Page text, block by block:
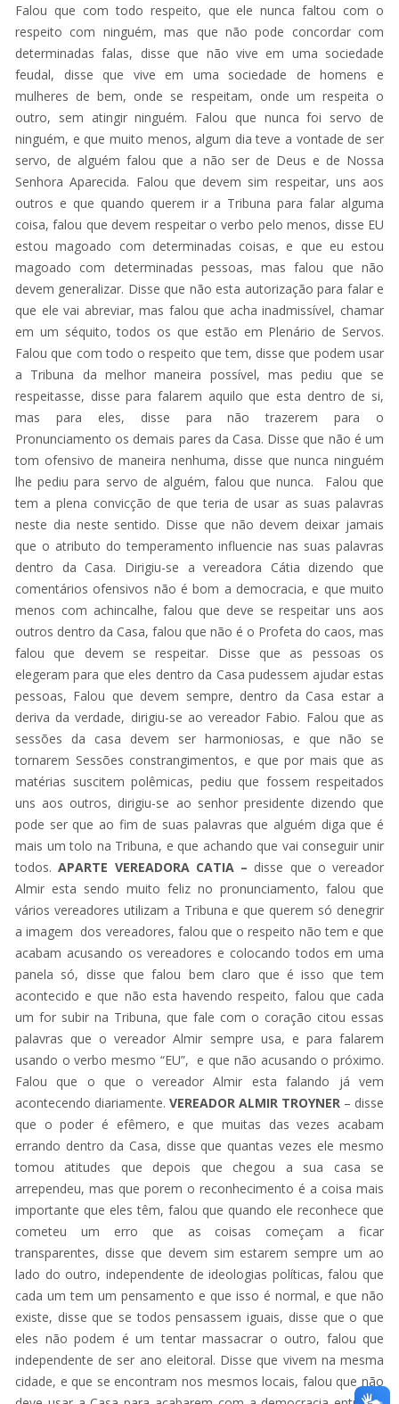
Falou que com todo respeito, que ele nunca faltou com o
respeito com ninguém, mas que não pode concordar com
determinadas falas, disse que não vive em uma sociedade
feudal, disse que vive em uma sociedade de homens e
mulheres de bem, onde se respeitam, onde um respeita o
outro, sem atingir ninguém. Falou que nunca foi servo de
ninguém, e que muito menos, algum dia teve a vontade de ser
servo, de alguém falou que a não ser de Deus e de Nossa
Senhora Aparecida. Falou que devem sim respeitar, uns aos
outros e que quando querem ir a Tribuna para falar alguma
coisa, falou que devem respeitar o verbo pelo menos, disse EU
estou magoado com determinadas coisas, e que eu estou
magoado com determinadas pessoas, mas falou que não
devem generalizar. Disse que não esta autorização para falar e
que ele vai abreviar, mas falou que acha inadmissível, chamar
em um séquito, todos os que estão em Plenário de Servos.
Falou que com todo o respeito que tem, disse que podem usar
a Tribuna da melhor maneira possível, mas pediu que se
respeitasse, disse para falarem aquilo que esta dentro de si,
mas para eles, disse para não trazerem para o
Pronunciamento os demais pares da Casa. Disse que não é um
tom ofensivo de maneira nenhuma, disse que nunca ninguém
lhe pediu para servo de alguém, falou que nunca. Falou que
tem a plena convicção de que teria de usar as suas palavras
neste dia neste sentido. Disse que não devem deixar jamais
que o atributo do temperamento influencie nas suas palavras
dentro da Casa. Dirigiu-se a vereadora Cátia dizendo que
comentários ofensivos não é bom a democracia, e que muito
menos com achincalhe, falou que deve se respeitar uns aos
outros dentro da Casa, falou que não é o Profeta do caos, mas
falou que devem se respeitar. Disse que as pessoas os
elegeram para que eles dentro da Casa pudessem ajudar estas
pessoas, Falou que devem sempre, dentro da Casa estar a
deriva da verdade, dirigiu-se ao vereador Fabio. Falou que as
sessões da casa devem ser harmoniosas, e que não se
tornarem Sessões constrangimentos, e que por mais que as
matérias suscitem polêmicas, pediu que fossem respeitados
uns aos outros, dirigiu-se ao senhor presidente dizendo que
pode ser que ao fim de suas palavras que alguém diga que é
mais um tolo na Tribuna, e que achando que vai conseguir unir
todos.APARTE VEREADORA CATIA – disse que o vereador
Almir esta sendo muito feliz no pronunciamento, falou que
vários vereadores utilizam a Tribuna e que querem só denegrir
a imagem dos vereadores, falou que o respeito não tem e que
acabam acusando os vereadores e colocando todos em uma
panela só, disse que falou bem claro que é isso que tem
acontecido e que não esta havendo respeito, falou que cada
um for subir na Tribuna, que fale com o coração citou essas
palavras que o vereador Almir sempre usa, e para falarem
usando o verbo mesmo “EU”, e que não acusando o próximo.
Falou que o que o vereador Almir esta falando já vem
acontecendo diariamente. VEREADOR ALMIR TROYNER – disse
que o poder é efêmero, e que muitas das vezes acabam
errando dentro da Casa, disse que quantas vezes ele mesmo
tomou atitudes que depois que chegou a sua casa se
arrependeu, mas que porem o reconhecimento é a coisa mais
importante que eles têm, falou que quando ele reconhece que
cometeu um erro que as coisas começam a ficar
transparentes, disse que devem sim estarem sempre um ao
lado do outro, independente de ideologias políticas, falou que
cada um tem um pensamento e que isso é normal, e que não
existe, disse que se todos pensassem iguais, disse que o que
eles não podem é um tentar massacrar o outro, falou que
independente de ser ano eleitoral. Disse que vivem na mesma
cidade, e que se encontram nos mesmos locais, falou que não